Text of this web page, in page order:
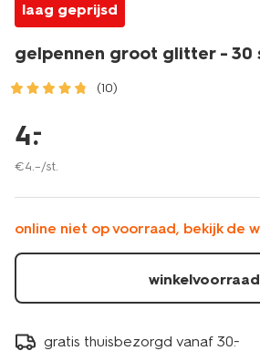
laag geprijsd
gelpennen groot glitter - 30
(10)
kantoor/schrijfwaren/pennen/
groot-
glitter-
-30-
14400480.html
4.
–
€4.–/st.
online niet op voorraad, bekijk de
winkelvoorraad
gratis thuisbezorgd vanaf 30.-